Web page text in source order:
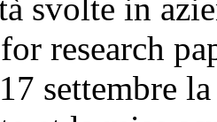
svolte in
research
settembre